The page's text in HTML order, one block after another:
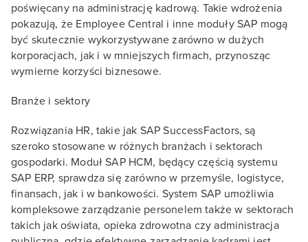
poświęcany na administrację kadrową. Takie wdrożenia
pokazują, że Employee Central i inne moduły SAP mogą
być skutecznie wykorzystywane zarówno w dużych
korporacjach, jak i w mniejszych firmach, przynosząc
wymierne korzyści biznesowe.
Branże i sektory
Rozwiązania HR, takie jak SAP SuccessFactors, są
szeroko stosowane w różnych branżach i sektorach
gospodarki. Moduł SAP HCM, będący częścią systemu
SAP ERP, sprawdza się zarówno w przemyśle, logistyce,
finansach, jak i w bankowości. System SAP umożliwia
kompleksowe zarządzanie personelem także w sektorach
takich jak oświata, opieka zdrowotna czy administracja